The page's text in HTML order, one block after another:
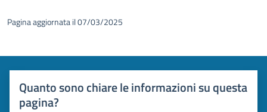
Pagina aggiornata il 07/03/2025
Quanto sono chiare le informazioni su questa
pagina?